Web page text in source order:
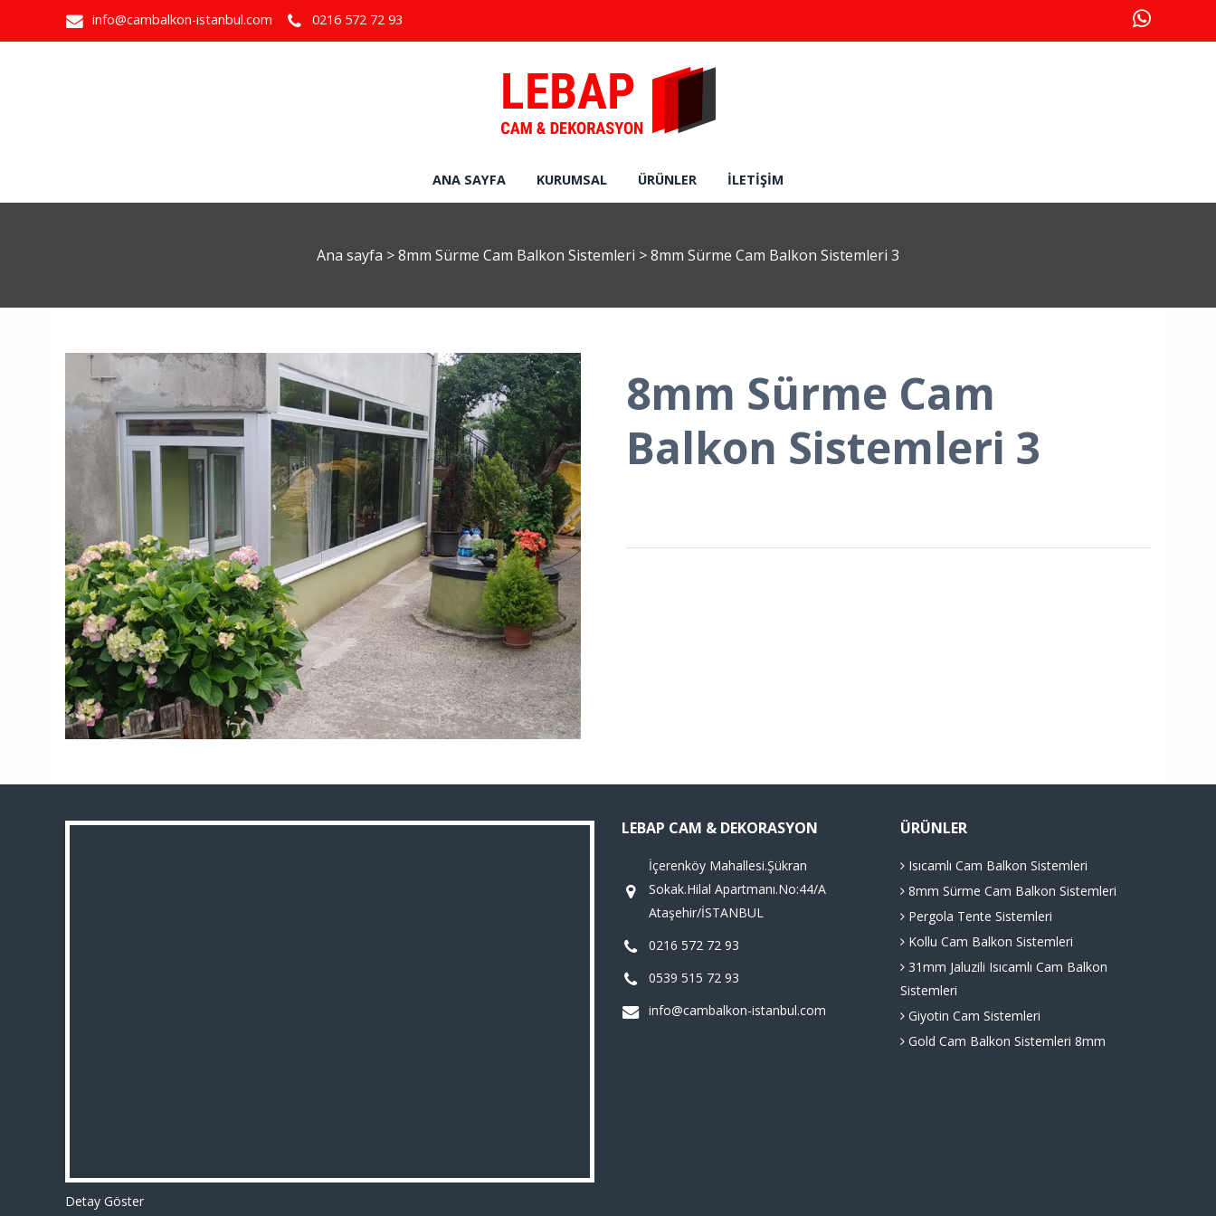
info@cambalkon-istanbul.com 0216 572 72 93
ANA SAYFA KURUMSAL ÜRÜNLER İLETIŞIM
Ana sayfa >8mm Sürme Cam Balkon Sistemleri >8mm Sürme Cam Balkon Sistemleri 3
8mm Sürme Cam
Balkon Sistemleri 3
Detay Göster
LEBAP CAM & DEKORASYON
İçerenköy Mahallesi.Şükran
Sokak.Hilal Apartmanı.No:44/A
Ataşehir/İSTANBUL
0216 572 72 93
0539 515 72 93
info@cambalkon-istanbul.com
ÜRÜNLER
Isıcamlı Cam Balkon Sistemleri
8mm Sürme Cam Balkon Sistemleri
Pergola Tente Sistemleri
Kollu Cam Balkon Sistemleri
31mm Jaluzili Isıcamlı Cam Balkon
Sistemleri
Giyotin Cam Sistemleri
Gold Cam Balkon Sistemleri 8mm